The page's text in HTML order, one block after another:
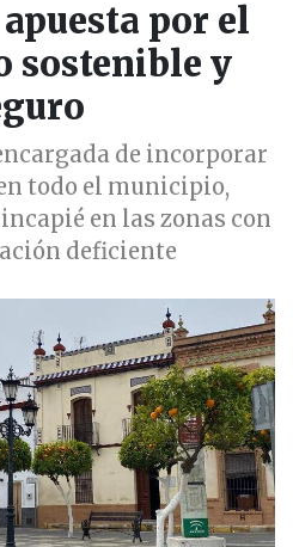
por el
sostenible y
de incorporar
todo el municipio,
en las zonas con
deficiente